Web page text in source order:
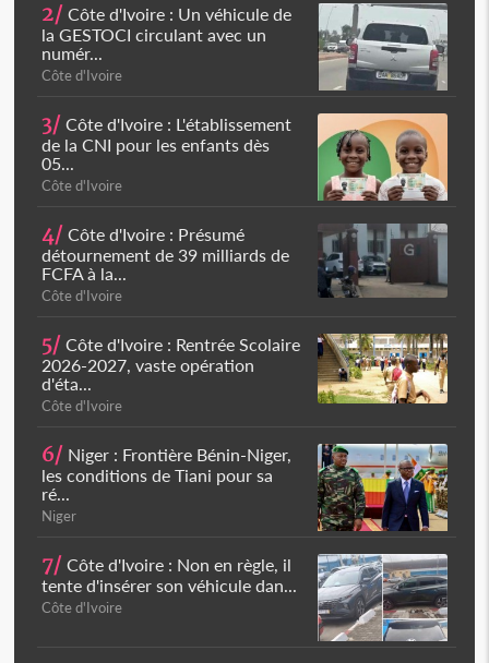
2/ Côte d'Ivoire : Un véhicule de
la GESTOCI circulant avec un
numér...
Côte d'Ivoire
3/ Côte d'Ivoire : L'établissement
de la CNI pour les enfants dès
05...
Côte d'Ivoire
4/ Côte d'Ivoire : Présumé
détournement de 39 milliards de
FCFA à la...
Côte d'Ivoire
5/ Côte d'Ivoire : Rentrée Scolaire
2026-2027, vaste opération
d'éta...
Côte d'Ivoire
6/ Niger : Frontière Bénin-Niger,
les conditions de Tiani pour sa
ré...
Niger
7/ Côte d'Ivoire : Non en règle, il
tente d'insérer son véhicule dan...
Côte d'Ivoire